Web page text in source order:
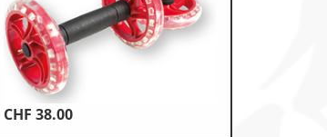
CHF 38.00